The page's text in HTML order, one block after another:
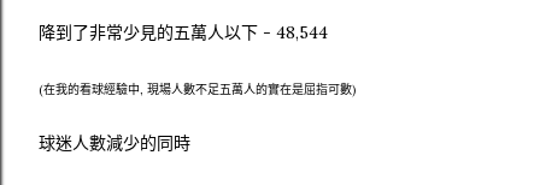
降到了非常少見的五萬人以下 - 48,544
(在我的看球經驗中, 現場人數不足五萬人的實在是屈指可數)
球迷人數減少的同時